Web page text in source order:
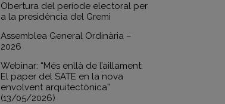
Obertura del període electoral per
a la presidència del Gremi
Assemblea General Ordinària –
2026
Webinar: “Més enllà de l’aillament:
El paper del SATE en la nova
envolvent arquitectònica”
(13/05/2026)